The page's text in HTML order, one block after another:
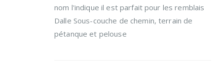
nom l'indique il est parfait pour les remblais
Dalle Sous-couche de chemin, terrain de
pétanque et pelouse